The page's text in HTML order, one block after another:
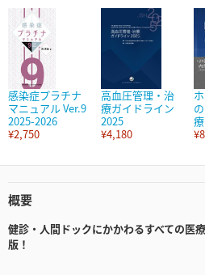
感染症プラチナ
マニュアル Ver.9
2025-2026
¥2,750
高血圧管理・治
療ガイドライン
2025
¥4,180
概要
健診・人間ドックにかかわるすべての医
版！